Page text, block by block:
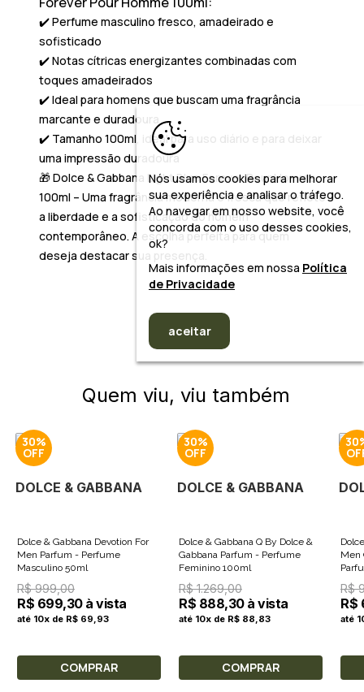
✔️ Perfume masculino fresco, amadeirado e
sofisticado
✔️ Notas cítricas energizantes combinadas com
toques amadeirados
✔️ Ideal para homens que buscam uma fragrância
marcante e duradoura
✔️ Tamanho 100ml, ideal para uso diário e para deixar
uma impressão duradoura
🎁Dolce & Gabbana Light Blue Forever Pour Homme
100ml – Uma fragrância moderna e fresca que reflete
a liberdade e a sofisticação do homem
contemporâneo. A escolha perfeita para quem
deseja destacar sua presença.
Quem viu, viu também
30%
DOLCE & GABBANA
Dolce & Gabbana Devotion For
Men Parfum - Perfume
Masculino 50ml
R$ 999,00
R$ 699,30 à vista
até 10x de R$ 69,93
COMPRAR
30%
DOLCE & GABBANA
Dolce & Gabbana Q By Dolce &
Gabbana Parfum - Perfume
Feminino 100ml
R$ 1.269,00
R$ 888,30 à vista
até 10x de R$ 88,83
COMPRAR
Dolce &
Men
R$
R$
até
Nós usamos cookies para melhorar
sua experiência e analisar o tráfego.
Ao navegar em nosso website, você
concorda com o uso desses cookies,
ok?
Mais informações em nossa Política
de Privacidade
aceitar